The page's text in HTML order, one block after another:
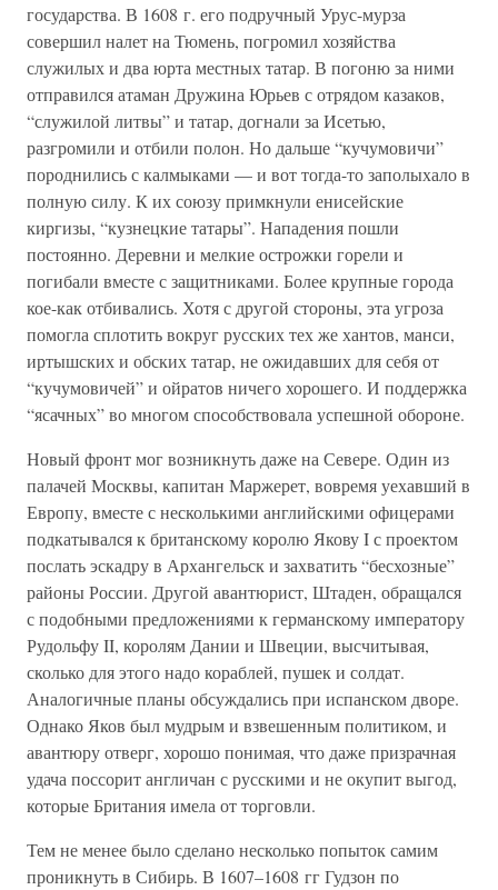
государства. В 1608 г. его подручный Урус-мурза
совершил налет на Тюмень, погромил хозяйства
служилых и два юрта местных татар. В погоню за ними
отправился атаман Дружина Юрьев с отрядом казаков,
“служилой литвы” и татар, догнали за Исетью,
разгромили и отбили полон. Но дальше “кучумовичи”
породнились с калмыками — и вот тогда-то заполыхало в
полную силу. К их союзу примкнули енисейские
киргизы, “кузнецкие татары”. Нападения пошли
постоянно. Деревни и мелкие острожки горели и
погибали вместе с защитниками. Более крупные города
кое-как отбивались. Хотя с другой стороны, эта угроза
помогла сплотить вокруг русских тех же хантов, манси,
иртышских и обских татар, не ожидавших для себя от
“кучумовичей” и ойратов ничего хорошего. И поддержка
“ясачных” во многом способствовала успешной обороне.
Новый фронт мог возникнуть даже на Севере. Один из
палачей Москвы, капитан Маржерет, вовремя уехавший в
Европу, вместе с несколькими английскими офицерами
подкатывался к британскому королю Якову I с проектом
послать эскадру в Архангельск и захватить “бесхозные”
районы России. Другой авантюрист, Штаден, обращался
с подобными предложениями к германскому императору
Рудольфу II, королям Дании и Швеции, высчитывая,
сколько для этого надо кораблей, пушек и солдат.
Аналогичные планы обсуждались при испанском дворе.
Однако Яков был мудрым и взвешенным политиком, и
авантюру отверг, хорошо понимая, что даже призрачная
удача поссорит англичан с русскими и не окупит выгод,
которые Британия имела от торговли.
Тем не менее было сделано несколько попыток самим
проникнуть в Сибирь. В 1607–1608 гг Гудзон по